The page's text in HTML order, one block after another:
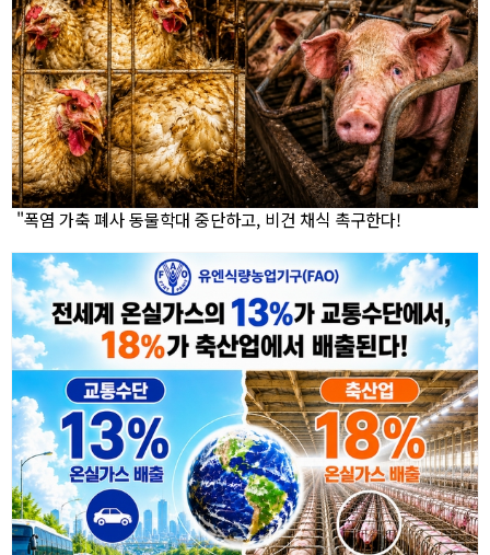
"폭염 가축 폐사 동물학대 중단하고, 비건 채식 촉구한다!